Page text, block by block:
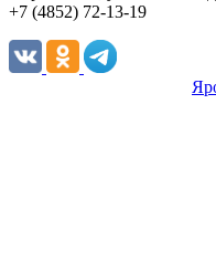
+7 (4852) 72-13-19